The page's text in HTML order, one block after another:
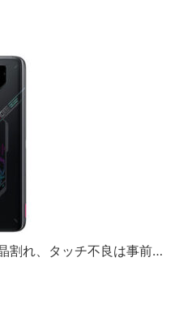
割れ、タッチ不良は事前…